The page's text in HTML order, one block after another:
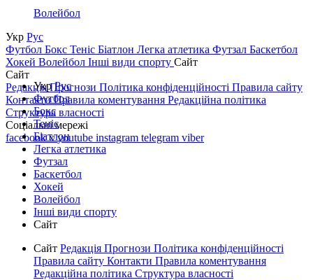
Волейбол
Укр Рус
Футбол Бокс Теніс Біатлон Легка атлетика Футзал Баскетбол
Хокей Волейбол Інші види спорту Сайт
Сайт
РедакціяПрогнози Політика конфіденційності Правила сайту
КонтактиПравила коментування Редакційна політика
Структура власності
Соціальні мережі
facebookxyoutube instagram telegram viber
УкрРус
Футбол
Бокс
Теніс
Біатлон
Легка атлетика
Футзал
Баскетбол
Хокей
Волейбол
Інші види спорту
Сайт
Сайт Редакція Прогнози Політика конфіденційності
Правила сайту Контакти Правила коментування
Редакційна політика Структура власності